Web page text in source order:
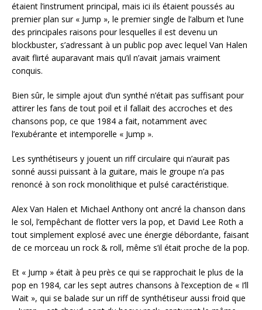
étaient l’instrument principal, mais ici ils étaient poussés au
premier plan sur « Jump », le premier single de l’album et l’une
des principales raisons pour lesquelles il est devenu un
blockbuster, s’adressant à un public pop avec lequel Van Halen
avait flirté auparavant mais qu’il n’avait jamais vraiment
conquis.
Bien sûr, le simple ajout d’un synthé n’était pas suffisant pour
attirer les fans de tout poil et il fallait des accroches et des
chansons pop, ce que 1984 a fait, notamment avec
l’exubérante et intemporelle « Jump ».
Les synthétiseurs y jouent un riff circulaire qui n’aurait pas
sonné aussi puissant à la guitare, mais le groupe n’a pas
renoncé à son rock monolithique et pulsé caractéristique.
Alex Van Halen et Michael Anthony ont ancré la chanson dans
le sol, l’empêchant de flotter vers la pop, et David Lee Roth a
tout simplement explosé avec une énergie débordante, faisant
de ce morceau un rock & roll, même s’il était proche de la pop.
Et « Jump » était à peu près ce qui se rapprochait le plus de la
pop en 1984, car les sept autres chansons à l’exception de « I’ll
Wait », qui se balade sur un riff de synthétiseur aussi froid que